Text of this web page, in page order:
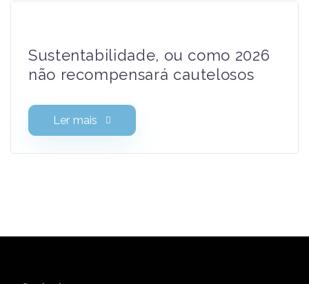
Sustentabilidade, ou como 2026
não recompensará cautelosos
Ler mais